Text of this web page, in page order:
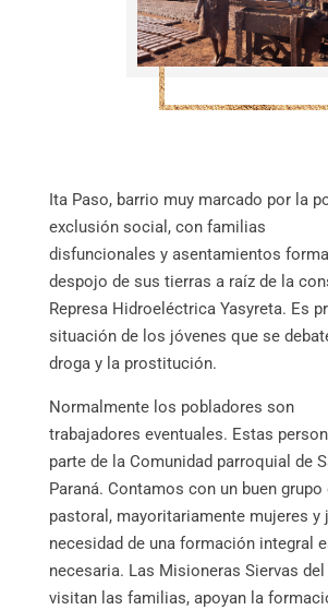
Ita Paso, barrio muy marcado por la
exclusión social, con familias
disfuncionales y asentamientos
despojo de sus tierras a raíz de la
Represa Hidroeléctrica Yasyreta. Es
situación de los jóvenes que se
droga y la prostitución.
Normalmente los pobladores son
trabajadores eventuales. Estas
parte de la Comunidad parroquial de
Paraná. Contamos con un buen grupo
pastoral, mayoritariamente mujeres y
necesidad de una formación integral
necesaria. Las Misioneras Siervas
visitan las familias, apoyan la